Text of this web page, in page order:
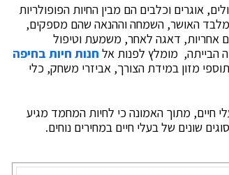
אוגרים וכלבים הם מבין החיות הפופולריות
מלבד האושר, השמחה וההנאה שהם מספקים,
אחריות, דאגה לאחר, משמעת וטיפול
הבייתה, מומלץ לפנות אל חנות חיות בחיפה
מזון במידת הצורך, אביזרי משחק, כלי
חיים, מתוך האמונה כי לחיות המחמד מגיע
שונים של בעלי חיים במחירים נוחים.